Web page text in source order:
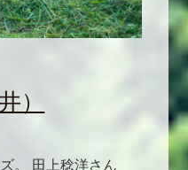
）
。 田上稔洋さん